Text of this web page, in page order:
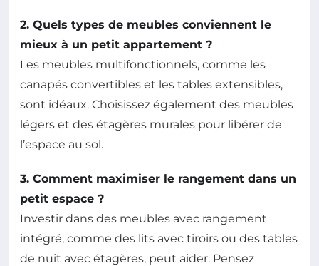
2. Quels types de meubles conviennent le
mieux à un petit appartement ?
Les meubles multifonctionnels, comme les
canapés convertibles et les tables extensibles,
sont idéaux. Choisissez également des meubles
légers et des étagères murales pour libérer de
l’espace au sol.
3. Comment maximiser le rangement dans un
petit espace ?
Investir dans des meubles avec rangement
intégré, comme des lits avec tiroirs ou des tables
de nuit avec étagères, peut aider. Pensez